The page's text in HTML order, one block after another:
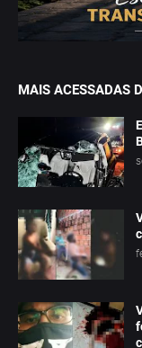
MAIS ACESSADAS